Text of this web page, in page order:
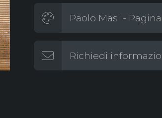
Paolo Masi -
Richiedi